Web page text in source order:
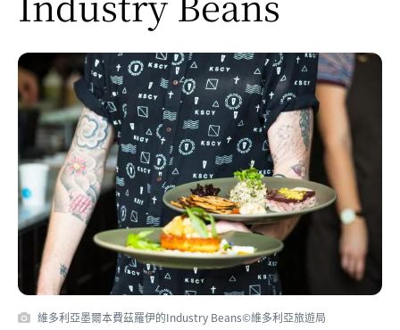
維多利亞墨爾本費茲羅伊的Industry Beans©維多利亞旅遊局